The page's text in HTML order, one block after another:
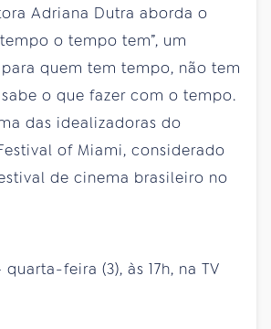
Adriana Dutra aborda o
o tempo tem”, um
quem tem tempo, não tem
o que fazer com o tempo.
das idealizadoras do
of Miami, considerado
de cinema brasileiro no
quarta-feira (3), às 17h, na TV